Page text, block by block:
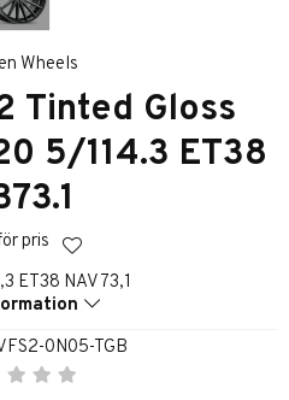
Wheels
Tinted Gloss
5/114.3 ET38
pris
ET38 NAV 73,1
0N05-TGB